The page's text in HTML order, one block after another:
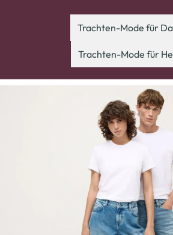
Trachten-Mode für
Trachten-Mode für